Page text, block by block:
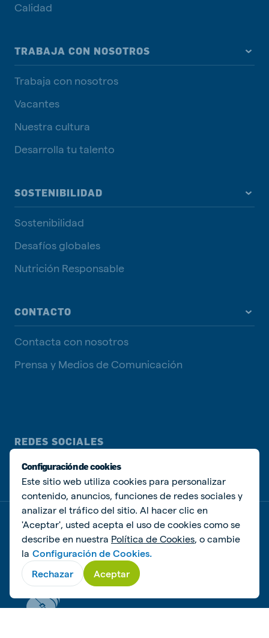
Calidad
TRABAJA CON NOSOTROS
Trabaja con nosotros
Vacantes
Nuestra cultura
Desarrolla tu talento
SOSTENIBILIDAD
Sostenibilidad
Desafíos globales
Nutrición Responsable
CONTACTO
Contacta con nosotros
Prensa y Medios de Comunicación
REDES SOCIALES
Política de privacidadPolítica de Cookies
Administrar Cookies
© De Heus Animal Nutrition
Configuración de cookies
Este sitio web utiliza cookies para personalizar
contenido, anuncios, funciones de redes sociales y
analizar el tráfico del sitio. Al hacer clic en
'Aceptar', usted acepta el uso de cookies como se
describe en nuestra Política de Cookies, o cambie
la Configuración de Cookies.
Rechazar
Aceptar